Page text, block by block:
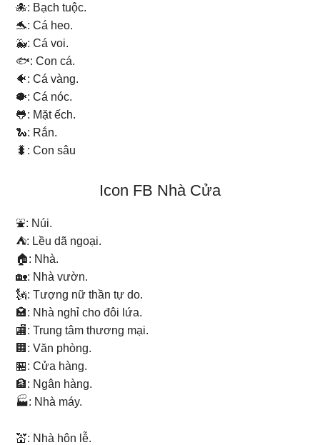
🐙: Bạch tuộc.
🐬: Cá heo.
🐳: Cá voi.
🐟: Con cá.
🐠: Cá vàng.
🐡: Cá nóc.
🐸: Mặt ếch.
🐍: Rắn.
🐛: Con sâu
Icon FB Nhà Cửa
⛲: Núi.
⛺: Lều dã ngoại.
🏠: Nhà.
🏡: Nhà vườn.
🗽: Tượng nữ thần tự do.
🏩: Nhà nghỉ cho đôi lứa.
🏬: Trung tâm thương mại.
🏢: Văn phòng.
🏪: Cửa hàng.
🏦: Ngân hàng.
🏭: Nhà máy.
💒: Nhà hôn lễ.